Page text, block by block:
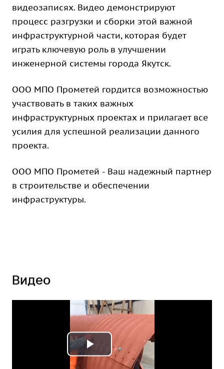
видеозаписях. Видео демонстрируют
процесс разгрузки и сборки этой важной
инфраструктурной части, которая будет
играть ключевую роль в улучшении
инженерной системы города Якутск.
ООО МПО Прометей гордится возможностью
участвовать в таких важных
инфраструктурных проектах и прилагает все
усилия для успешной реализации данного
проекта.
ООО МПО Прометей - Ваш надежный партнер
в строительстве и обеспечении
инфраструктуры.
Видео
Play